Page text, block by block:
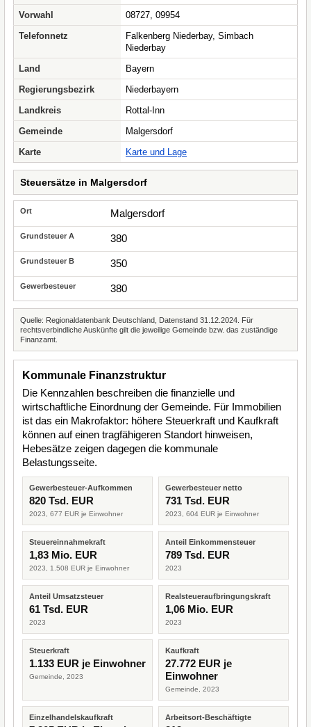
Vorwahl
08727, 09954
Telefonnetz
Falkenberg Niederbay, Simbach
Niederbay
Land
Bayern
Regierungsbezirk
Niederbayern
Landkreis
Rottal-Inn
Gemeinde
Malgersdorf
Karte
Karte und Lage
Steuersätze in Malgersdorf
Malgersdorf
380
350
380
Quelle: Regionaldatenbank Deutschland, Datenstand 31.12.2024. Für
rechtsverbindliche Auskünfte gilt die jeweilige Gemeinde bzw. das zuständige
Finanzamt.
Kommunale Finanzstruktur
Die Kennzahlen beschreiben die finanzielle und
wirtschaftliche Einordnung der Gemeinde. Für Immobilien
ist das ein Makrofaktor: höhere Steuerkraft und Kaufkraft
können auf einen tragfähigeren Standort hinweisen,
Hebesätze zeigen dagegen die kommunale
Belastungsseite.
Gewerbesteuer-Aufkommen
820 Tsd. EUR
2023, 677 EUR je Einwohner
Gewerbesteuer netto
731 Tsd. EUR
2023, 604 EUR je Einwohner
Steuereinnahmekraft
1,83 Mio. EUR
2023, 1.508 EUR je Einwohner
Anteil Einkommensteuer
789 Tsd. EUR
2023
Anteil Umsatzsteuer
61 Tsd. EUR
2023
Realsteueraufbringungskraft
1,06 Mio. EUR
2023
Steuerkraft
1.133 EUR je Einwohner
Gemeinde, 2023
Kaufkraft
27.772 EUR je
Einwohner
Gemeinde, 2023
Einzelhandelskaufkraft Arbeitsort-Beschäftigte